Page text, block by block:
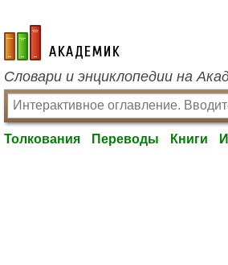
academic.ru
Словари и энциклопедии на
Толкования Переводы Книги